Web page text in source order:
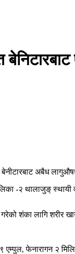
अबैध
-२ थालाजुङ्
शंका लागि शरीर
एम्पुल, फेनारागन २